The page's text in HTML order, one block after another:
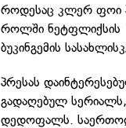
როდესაც კლერ ფოი
როლში ნეტფლიქსის
ბუკინგემის
პრესას
გადაღებულ
დედოფალს.